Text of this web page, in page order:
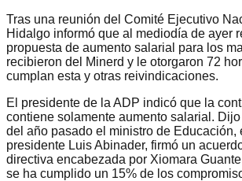
Tras una reunión del Comité Ejecutivo
Hidalgo informó que al mediodía de ayer
propuesta de aumento salarial para los
recibieron del Minerd y le otorgaron 72
cumplan esta y otras reivindicaciones.
El presidente de la ADP indicó que la
contiene solamente aumento salarial.
del año pasado el ministro de Educación,
presidente Luis Abinader, firmó un
directiva encabezada por Xiomara
se ha cumplido un 15% de los